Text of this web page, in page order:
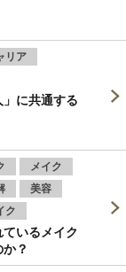
リア
」に共通する
メイク
美容
ク
いるメイク
？